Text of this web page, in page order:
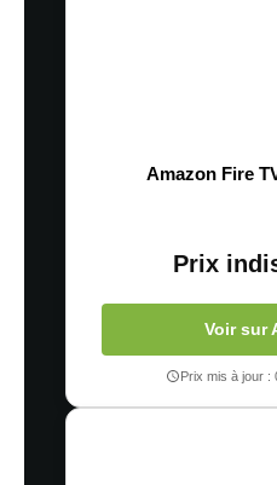
Amazon Fire
Prix
Voir sur
Prix mis à jour :